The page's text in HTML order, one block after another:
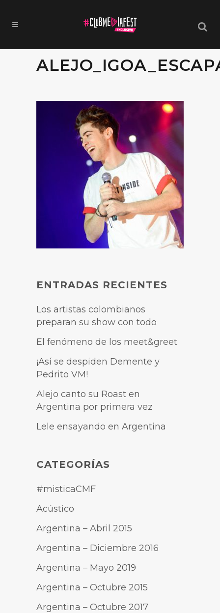
ENTRADAS RECIENTES
Los artistas colombianos
preparan su show con todo
El fenómeno de los meet&greet
¡Así se despiden Demente y
Pedrito VM!
Alejo canto su Roast en
Argentina por primera vez
Lele ensayando en Argentina
CATEGORÍAS
#misticaCMF
Acústico
Argentina – Abril 2015
Argentina – Diciembre 2016
Argentina – Mayo 2019
Argentina – Octubre 2015
Argentina – Octubre 2017